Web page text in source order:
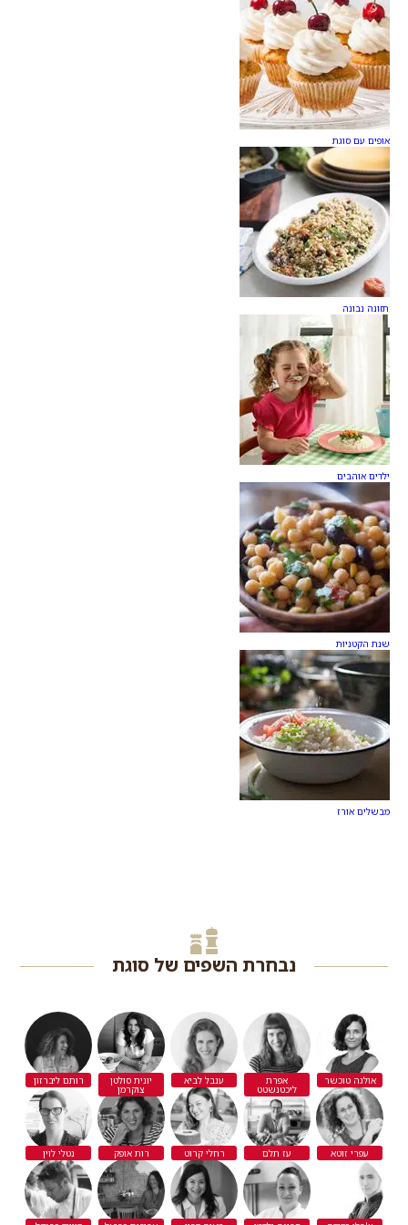
אופים עם סוגת
תזונה נבונה
ילדים אוהבים
שנת הקטניות
מבשלים אורז
נבחרת השפים של סוגת
אולגה טוכשר אפרת
ליכטנשטט
ענבל לביא יונית סולטן
צוקרמן
רותם ליברזון
עפרי זוטא עז תלם רחלי קרוט רות אופק נטלי לוין